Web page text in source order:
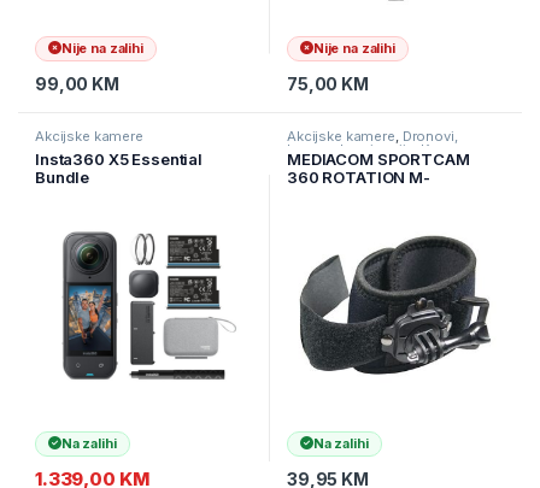
Nije na zalihi
99,00 KM
Nije na zalihi
75,00 KM
Akcijske kamere
Insta360 X5 Essential
Bundle
Na zalihi
1.339,00 KM
Akcijske kamere, Dronovi,
kamere I navigacije Kamere
MEDIACOM SPORTCAM
360 ROTATION M-
Na zalihi
39,95 KM